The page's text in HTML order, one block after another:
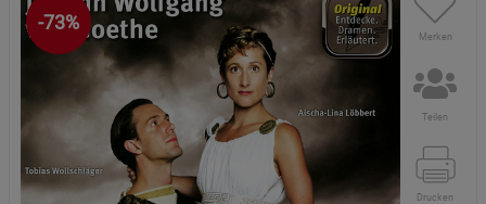
-73%
Merken
Teilen
Drucken